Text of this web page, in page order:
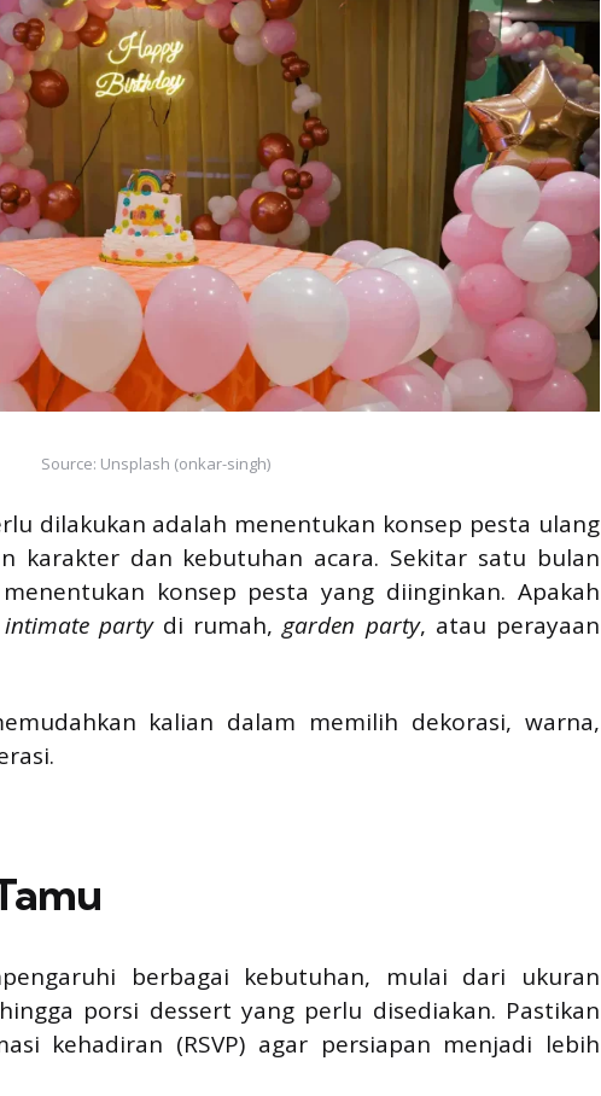
Source: Unsplash (onkar-singh)
dilakukan adalah menentukan konsep pesta ulang
karakter dan kebutuhan acara. Sekitar satu bulan
konsep pesta yang diinginkan. Apakah
intimate partydi rumah,garden party, atau perayaan
kalian dalam memilih dekorasi, warna,
berbagai kebutuhan, mulai dari ukuran
porsi dessert yang perlu disediakan. Pastikan
kehadiran (RSVP) agar persiapan menjadi lebih